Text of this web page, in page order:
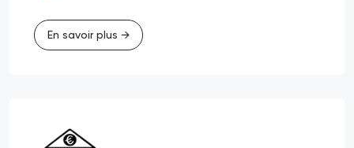
En savoir plus →